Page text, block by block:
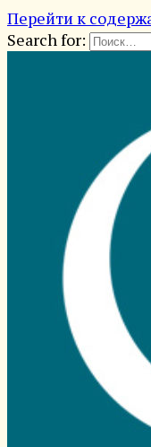
Перейти к
Search for: